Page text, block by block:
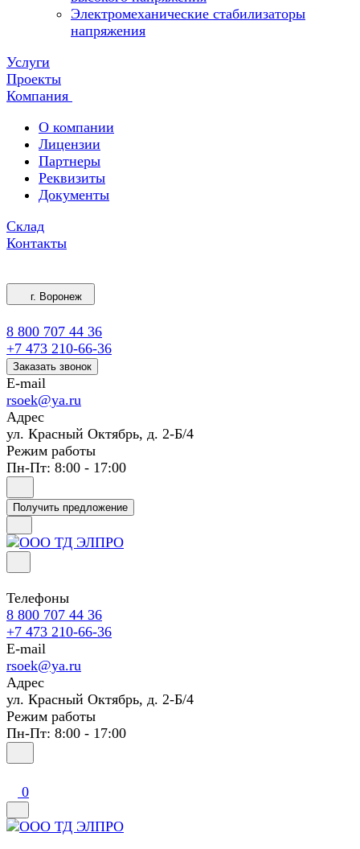
Электромеханические стабилизаторы
напряжения
Услуги
Проекты
Компания
О компании
Лицензии
Партнеры
Реквизиты
Документы
Склад
Контакты
г. Воронеж
8 800 707 44 36
+7 473 210-66-36
Заказать звонок
E-mail
rsoek@ya.ru
Адрес
ул. Красный Октябрь, д. 2-Б/4
Режим работы
Пн-Пт: 8:00 - 17:00
Получить предложение
Телефоны
8 800 707 44 36
+7 473 210-66-36
E-mail
rsoek@ya.ru
Адрес
ул. Красный Октябрь, д. 2-Б/4
Режим работы
Пн-Пт: 8:00 - 17:00
0